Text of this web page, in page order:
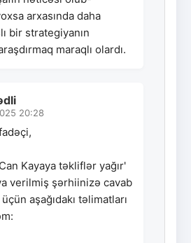
arxasında daha
bir strategiyanın
maraqlı olardı.
20:28
Kayaya təkliflər yağır'
verilmiş şərhiinizə cavab
aşağıdakı təlimatları